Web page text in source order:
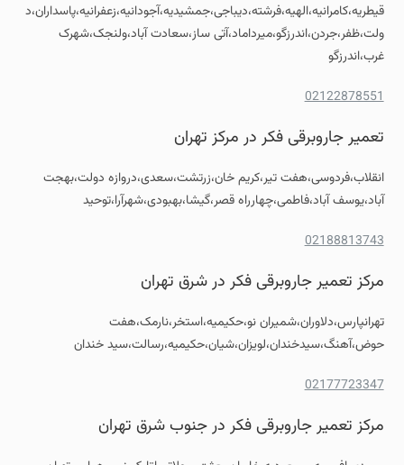
قیطریه،کامرانیه،الهیه،فرشته،دیباجی،جمشیدیه،آجودانیه،زعفرانیه،پاسداران،د
ولت،ظفر،جردن،اندرزگو،میرداماد،آتی ساز،سعادت آباد،ولنجک،شهرک
غرب،اندرزگو
02122878551
تعمیر جاروبرقی فکر در مرکز تهران
انقلاب،فردوسی،هفت تیر،کریم خان،زرتشت،سعدی،دروازه دولت،بهجت
آباد،یوسف آباد،فاطمی،چهارراه قصر،گیشا،بهبودی،شهرآرا،توحید
02188813743
مرکز تعمیر جاروبرقی فکر در شرق تهران
تهرانپارس،دلاوران،شمیران نو،حکیمیه،استخر،نارمک،هفت
حوض،آهنگ،سیدخندان،لویزان،شیان،حکیمیه،رسالت،سید خندان
02177723347
مرکز تعمیر جاروبرقی فکر در جنوب شرق تهران